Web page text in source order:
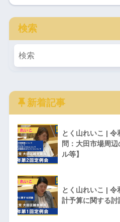
検索
新着記事
とく山れいこ | 令
問：大田市場周
ル等】
とく山れいこ | 令
計予算に関する討